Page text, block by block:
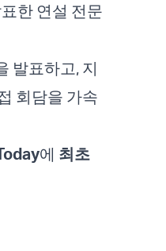
한 연설 전문
발표하고, 지
회담을 가속
에 최초